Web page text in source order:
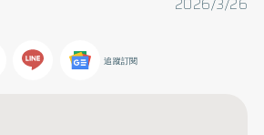
2026/3/26
追蹤訂閱